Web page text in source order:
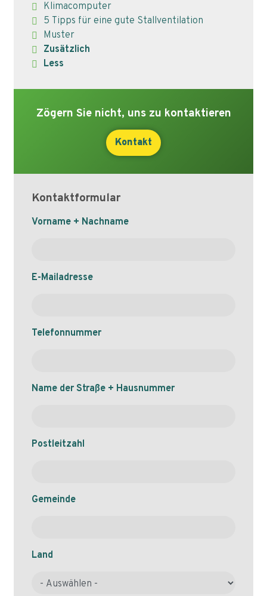
Klimacomputer
5 Tipps für eine gute Stallventilation
Muster
Zusätzlich
Less
Zögern Sie nicht, uns zu kontaktieren
Kontakt
Kontaktformular
Naam
Vorname + Nachname
E-Mailadresse
Telefonnummer
Name der Straße + Hausnummer
Postleitzahl
Gemeinde
Land